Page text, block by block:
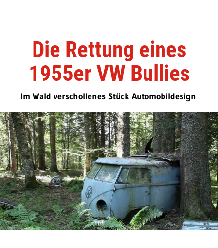
Die Rettung eines
1955er VW Bullies
Im Wald verschollenes Stück Automobildesign